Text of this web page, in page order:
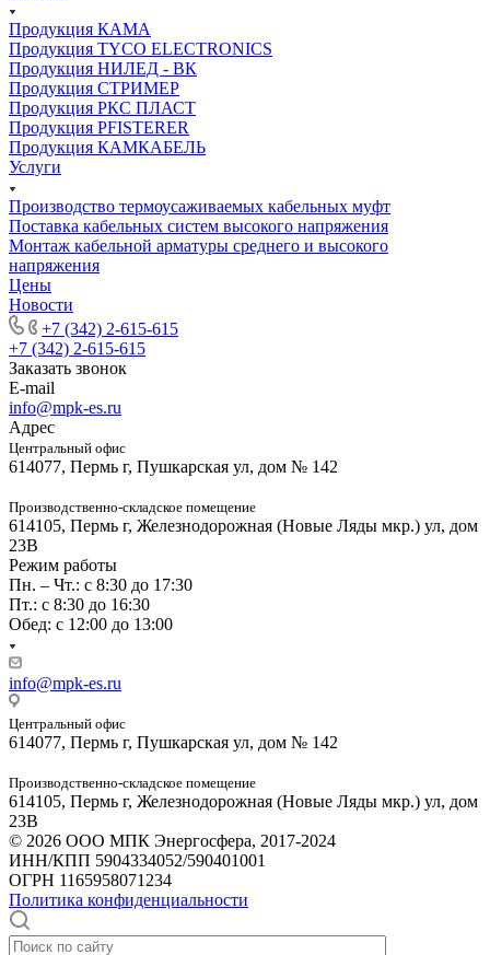
Продукция КАМА
Продукция TYCO ELECTRONICS
Продукция НИЛЕД - ВК
Продукция СТРИМЕР
Продукция РКС ПЛАСТ
Продукция PFISTERER
Продукция КАМКАБЕЛЬ
Услуги
Производство термоусаживаемых кабельных муфт
Поставка кабельных систем высокого напряжения
Монтаж кабельной арматуры среднего и высокого
напряжения
Цены
Новости
+7 (342) 2-615-615
+7 (342) 2-615-615
Заказать звонок
E-mail
info@mpk-es.ru
Адрес
Центральный офис
614077, Пермь г, Пушкарская ул, дом № 142
Производственно-складское помещение
614105, Пермь г, Железнодорожная (Новые Ляды мкр.) ул, дом
23В
Режим работы
Пн. – Чт.: с 8:30 до 17:30
Пт.: с 8:30 до 16:30
Обед: с 12:00 до 13:00
info@mpk-es.ru
Центральный офис
614077, Пермь г, Пушкарская ул, дом № 142
Производственно-складское помещение
614105, Пермь г, Железнодорожная (Новые Ляды мкр.) ул, дом
23В
© 2026 ООО МПК Энергосфера, 2017-2024
ИНН/КПП 5904334052/590401001
ОГРН 1165958071234
Политика конфиденциальности